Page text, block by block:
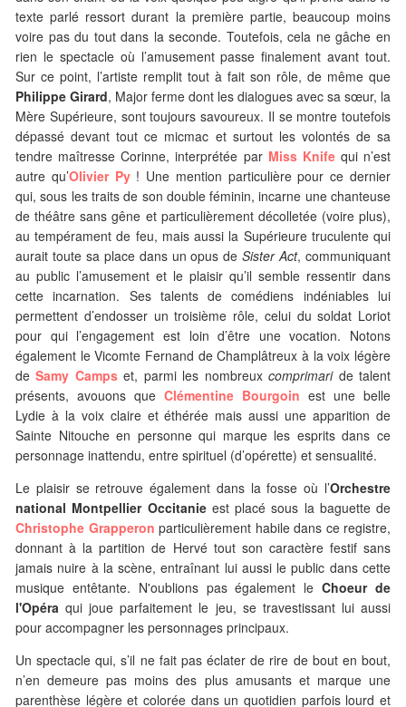
texte parlé ressort durant la première partie, beaucoup moins
voire pas du tout dans la seconde. Toutefois, cela ne gâche en
rien le spectacle où l’amusement passe finalement avant tout.
Sur ce point, l’artiste remplit tout à fait son rôle, de même que
Philippe Girard, Major ferme dont les dialogues avec sa sœur, la
Mère Supérieure, sont toujours savoureux. Il se montre toutefois
dépassé devant tout ce micmac et surtout les volontés de sa
tendre maîtresse Corinne, interprétée par Miss Knifequi n’est
autre qu’Olivier Py! Une mention particulière pour ce dernier
qui, sous les traits de son double féminin, incarne une chanteuse
de théâtre sans gêne et particulièrement décolletée (voire plus),
au tempérament de feu, mais aussi la Supérieure truculente qui
aurait toute sa place dans un opus deSister Act, communiquant
au public l’amusement et le plaisir qu’il semble ressentir dans
cette incarnation. Ses talents de comédiens indéniables lui
permettent d’endosser un troisième rôle, celui du soldat Loriot
pour qui l’engagement est loin d’être une vocation. Notons
également le Vicomte Fernand de Champlâtreux à la voix légère
deSamy Campset, parmi les nombreuxcomprimaride talent
présents, avouons que Clémentine Bourgoin est une belle
Lydie à la voix claire et éthérée mais aussi une apparition de
Sainte Nitouche en personne qui marque les esprits dans ce
personnage inattendu, entre spirituel (d’opérette) et sensualité.
Le plaisir se retrouve également dans la fosse où l’Orchestre
national Montpellier Occitanieest placé sous la baguette de
Christophe Grapperon particulièrement habile dans ce registre,
donnant à la partition de Hervé tout son caractère festif sans
jamais nuire à la scène, entraînant lui aussi le public dans cette
musique entêtante. N'oublions pas également leChoeur de
l'Opéra qui joue parfaitement le jeu, se travestissant lui aussi
pour accompagner les personnages principaux.
Un spectacle qui, s’il ne fait pas éclater de rire de bout en bout,
n’en demeure pas moins des plus amusants et marque une
parenthèse légère et colorée dans un quotidien parfois lourd et